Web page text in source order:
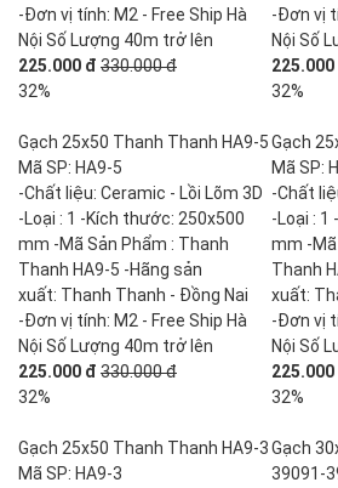
-Đơn vị tính: M2 - Free Ship Hà
Nội Số Lượng 40m trở lên
225.000 đ 330.000 đ
32%
-Đơn vị
Nội Số
225.000
32%
Gạch 25x50 Thanh Thanh HA9-5
Mã SP: HA9-5
-Chất liệu: Ceramic - Lồi Lõm 3D
-Loại : 1 -Kích thước: 250x500
mm -Mã Sản Phẩm : Thanh
Thanh HA9-5 -Hãng sản
xuất: Thanh Thanh - Đồng Nai
-Đơn vị tính: M2 - Free Ship Hà
Nội Số Lượng 40m trở lên
225.000 đ 330.000 đ
32%
Gạch
Mã SP:
-Chất
-Loại : 1
mm -
Thanh
xuất:
-Đơn vị
Nội Số
225.000
32%
Gạch 25x50 Thanh Thanh HA9-3
Mã SP: HA9-3
Gạch
39091-